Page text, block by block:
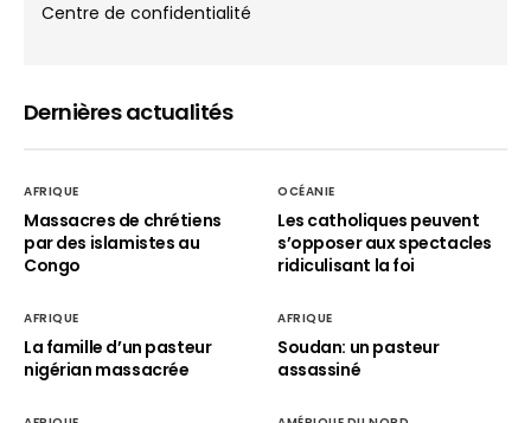
Centre de confidentialité
Dernières actualités
AFRIQUE
Massacres de chrétiens
par des islamistes au
Congo
OCÉANIE
Les catholiques peuvent
s’opposer aux spectacles
ridiculisant la foi
AFRIQUE
La famille d’un pasteur
nigérian massacrée
AFRIQUE
Soudan: un pasteur
assassiné